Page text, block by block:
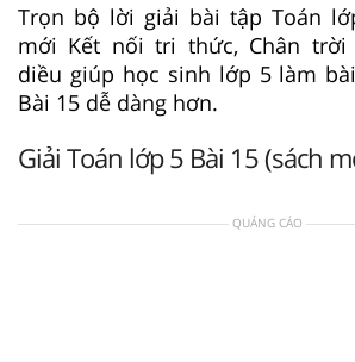
Trọn bộ lời giải bài tập Toán
mới Kết nối tri thức, Chân trời
diều giúp học sinh lớp 5 làm
Bài 15 dễ dàng hơn.
Giải Toán lớp 5 Bài 15 (sách
QUẢNG CÁO